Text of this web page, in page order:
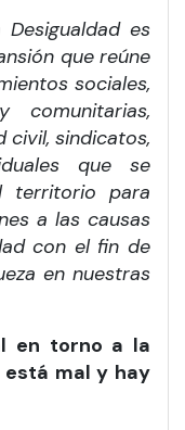
es
que reúne
sociales,
comunitarias,
civil, sindicatos,
que se
territorio para
a las causas
con el fin de
en nuestras
en torno a la
mal y hay